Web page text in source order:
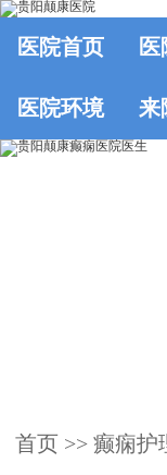
医院首页
医院环境 来
首页 >> 癫痫护